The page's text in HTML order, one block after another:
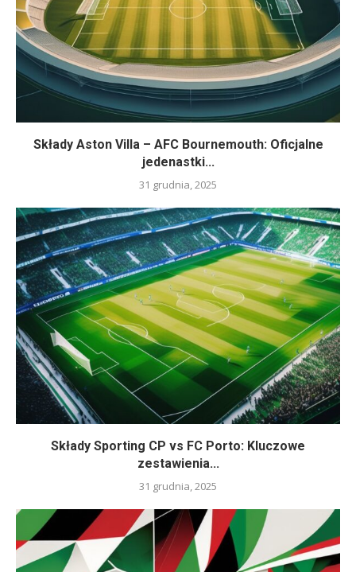
Składy Aston Villa – AFC Bournemouth: Oficjalne
jedenastki...
31 grudnia, 2025
Składy Sporting CP vs FC Porto: Kluczowe
zestawienia...
31 grudnia, 2025